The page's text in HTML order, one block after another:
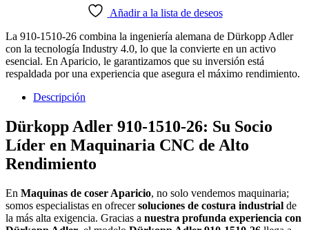
Añadir a la lista de deseos
La 910-1510-26 combina la ingeniería alemana de Dürkopp Adler
con la tecnología Industry 4.0, lo que la convierte en un activo
esencial. En Aparicio, le garantizamos que su inversión está
respaldada por una experiencia que asegura el máximo rendimiento.
Descripción
Dürkopp Adler 910-1510-26: Su Socio
Líder en Maquinaria CNC de Alto
Rendimiento
En Maquinas de coser Aparicio, no solo vendemos maquinaria;
somos especialistas en ofrecersoluciones de costura industrial de
la más alta exigencia. Gracias a nuestra profunda experiencia con